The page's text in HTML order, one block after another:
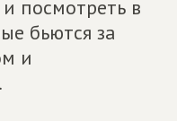
посмотреть в
бьются за
и